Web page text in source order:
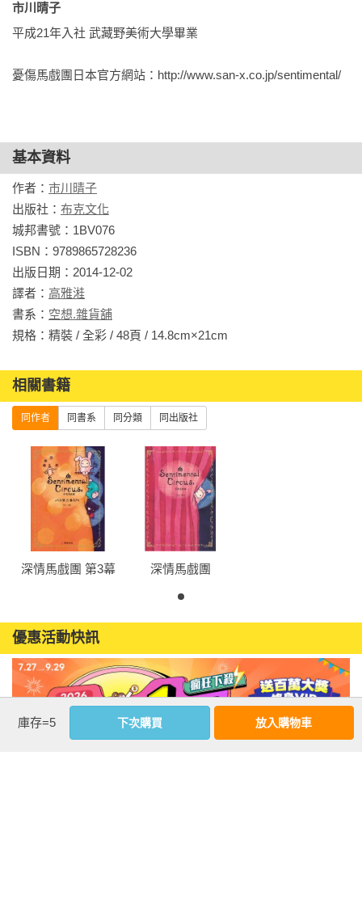
白獅 理歐 Rio
鋼索。
黑貓庫洛 Kuro
專長是踩大球，個性早熟的黑貓，一被發現就會叩叩叩地溜
走，十分喜歡圓形的物品。
獅子雙胞胎 Pigu & Mamo
專長是空中飛人，拼布做的猴子雙胞胎，體態輕盈，好奇心旺
盛。
專長是芭蕾舞，賽璐珞娃娃七嘴八舌的三姊妹，在休息室裡總
是不得安靜。
小馬波尼 Poni
專長是跨欄，有點害羞卻最努力的木馬，腿不夠常是牠的小秘
市川晴子
平成21年入社 武藏野美術大學畢業
憂傷馬戲團日本官方網站：http://www.san-x.co.jp/sentimental/
基本資料
作者： 市川晴子
出版社： 布克文化
城邦書號：1BV076
ISBN：9789865728236
出版日期：2014-12-02
譯者： 高雅溎
書系： 空想.雜貨舖
規格：精裝 / 全彩 / 48頁 / 14.8cm×21cm
相關書籍
同作者 同書系 同分類 同出版社
深情馬戲團 第3幕 深情馬戲團
優惠活動快訊
庫存=5 下次購買 放入購物車